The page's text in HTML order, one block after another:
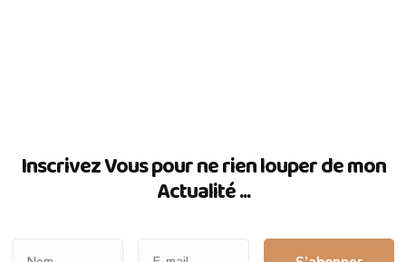
Inscrivez Vous pour ne rien louper de mon
Actualité ...